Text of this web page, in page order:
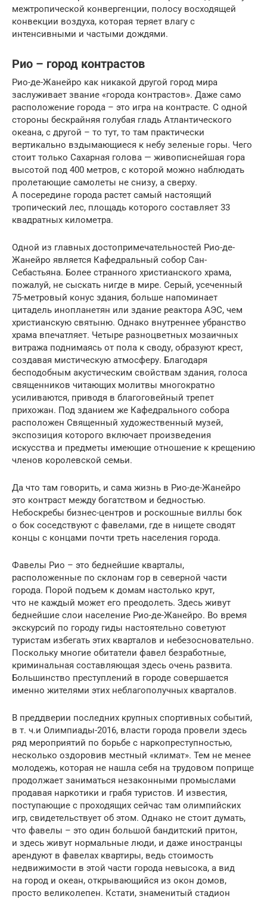
межтропической конвергенции, полосу восходящей
конвекции воздуха, которая теряет влагу с
интенсивными и частыми дождями.
Рио – город контрастов
Рио-де-Жанейро как никакой другой город мира
заслуживает звание «города контрастов». Даже само
расположение города – это игра на контрасте. С одной
стороны бескрайняя голубая гладь Атлантического
океана, с другой – то тут, то там практически
вертикально вздымающиеся к небу зеленые горы. Чего
стоит только Сахарная голова — живописнейшая гора
высотой под 400 метров, с которой можно наблюдать
пролетающие самолеты не снизу, а сверху.
А посередине города растет самый настоящий
тропический лес, площадь которого составляет 33
квадратных километра.
Одной из главных достопримечательностей Рио-де-
Жанейро является Кафедральный собор Сан-
Себастьяна. Более странного христианского храма,
пожалуй, не сыскать нигде в мире. Серый, усеченный
75-метровый конус здания, больше напоминает
цитадель инопланетян или здание реактора АЭС, чем
христианскую святыню. Однако внутреннее убранство
храма впечатляет. Четыре разноцветных мозаичных
витража поднимаясь от пола к своду, образуют крест,
создавая мистическую атмосферу. Благодаря
бесподобным акустическим свойствам здания, голоса
священников читающих молитвы многократно
усиливаются, приводя в благоговейный трепет
прихожан. Под зданием же Кафедрального собора
расположен Священный художественный музей,
экспозиция которого включает произведения
искусства и предметы имеющие отношение к крещению
членов королевской семьи.
Да что там говорить, и сама жизнь в Рио-де-Жанейро
это контраст между богатством и бедностью.
Небоскребы бизнес-центров и роскошные виллы бок
о бок соседствуют с фавелами, где в нищете сводят
концы с концами почти треть населения города.
Фавелы Рио – это беднейшие кварталы,
расположенные по склонам гор в северной части
города. Порой подъем к домам настолько крут,
что не каждый может его преодолеть. Здесь живут
беднейшие слои население Рио-де-Жанейро. Во время
экскурсий по городу гиды настоятельно советуют
туристам избегать этих кварталов и небезосновательно.
Поскольку многие обитатели фавел безработные,
криминальная составляющая здесь очень развита.
Большинство преступлений в городе совершается
именно жителями этих неблагополучных кварталов.
В преддверии последних крупных спортивных событий,
в т. ч.и Олимпиады-2016, власти города провели здесь
ряд мероприятий по борьбе с наркопреступностью,
несколько оздоровив местный «климат». Тем не менее
молодежь, которая не нашла себя на трудовом поприще
продолжает заниматься незаконными промыслами
продавая наркотики и грабя туристов. И известия,
поступающие с проходящих сейчас там олимпийских
игр, свидетельствует об этом. Однако не стоит думать,
что фавелы – это один большой бандитский притон,
и здесь живут нормальные люди, и даже иностранцы
арендуют в фавелах квартиры, ведь стоимость
недвижимости в этой части города невысока, а вид
на город и океан, открывающийся из окон домов,
просто великолепен. Кстати, знаменитый стадион